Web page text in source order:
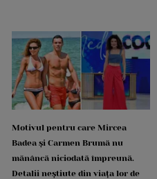
Motivul pentru care Mircea
Badea și Carmen Brumă nu
mănâncă niciodată împreună.
Detalii neștiute din viața lor de